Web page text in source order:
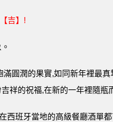
吉】!
圓潤的果實,如同新年裡最
祥的祝福,在新的一年裡隨瓶
西班牙當地的高級餐廳酒單